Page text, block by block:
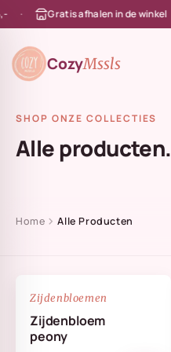
naar de content
Gratis afhalen in de winkel
CozyMssls
SHOP ONZE COLLECTIES
Alle producten.
Home chevron_rightAlle Producten
Zijdenbloemen
Zijdenbloem
peony